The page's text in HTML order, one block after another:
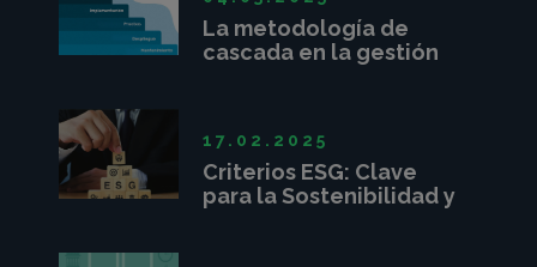
La metodología de
cascada en la gestión
Criterios ESG: Clave
para la Sostenibilidad y
17.02.2025